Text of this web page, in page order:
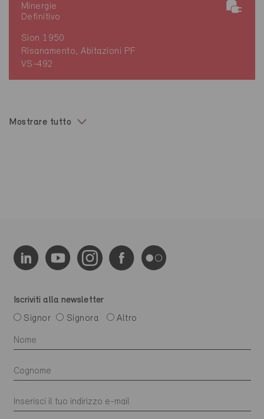
Minergie
Definitivo
Sion 1950
Risanamento, Abitazioni PF
VS-492
Mostrare tutto
Iscriviti alla newsletter
Signor
Signora Altro